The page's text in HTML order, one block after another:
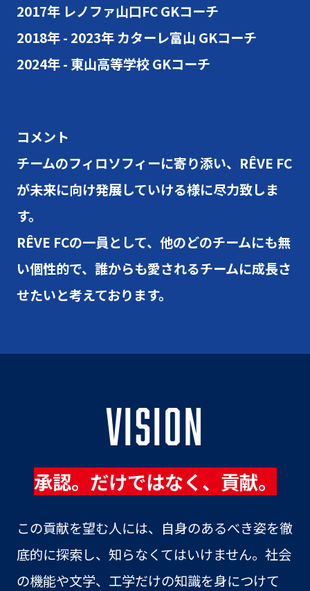
2017年 レノファ山口FC GKコーチ
2018年 - 2023年 カターレ富山 GKコーチ
2024年 - 東山高等学校 GKコーチ
コメント
チームのフィロソフィーに寄り添い、RÊVE FC
が未来に向け発展していける様に尽力致しま
す。
RÊVE FCの一員として、他のどのチームにも無
い個性的で、誰からも愛されるチームに成長さ
せたいと考えております。
VISION
承認。だけではなく、貢献。
この貢献を望む人には、自身のあるべき姿を徹
底的に探索し、知らなくてはいけません。社会
の機能や文学、工学だけの知識を身につけて